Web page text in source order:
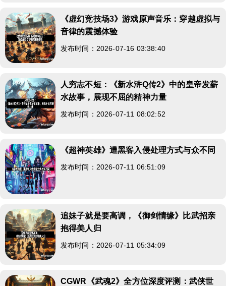
《虚幻竞技场3》游戏原声音乐：穿越虚拟与
音律的震撼体验
发布时间：2026-07-16 03:38:40
人穷志不短：《新水浒Q传2》中的皇帝发薪
水故事，展现不屈的精神力量
发布时间：2026-07-11 08:02:52
《超神英雄》遭黑客入侵处理方式与众不同
发布时间：2026-07-11 06:51:09
追妹子就是要高调，《御剑情缘》比武招亲
抱得美人归
发布时间：2026-07-11 05:34:09
CGWR《武魂2》全方位深度评测：武侠世